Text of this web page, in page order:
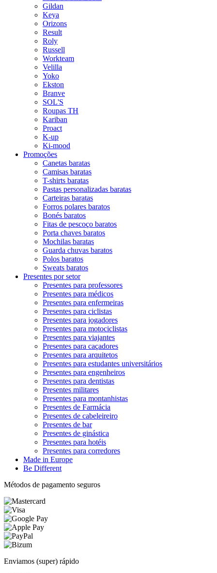
Gildan
Keya
Orizons
Result
Roly
Russell
Workteam
Velilla
Yoko
Ekston
Branve
SOL'S
Roupas TH
Kariban
Proact
K-up
Ki-mood
Promoções
Canetas baratas
Camisas baratas
T-shirts baratas
Pastas personalizadas baratas
Carteiras baratas
Forros polares baratos
Bonés baratos
Fitas de pescoço baratos
Porta chaves baratos
Mochilas baratas
Guarda chuvas baratos
Polos baratos
Sweats baratos
Presentes por setor
Presentes para professores
Presentes para médicos
Presentes para enfermeiras
Presentes para ciclistas
Presentes para jogadores
Presentes para motociclistas
Presentes para viajantes
Presentes para caçadores
Presentes para arquitetos
Presentes para estudantes universitários
Presentes para engenheiros
Presentes para dentistas
Presentes militares
Presentes para montanhistas
Presentes de Farmácia
Presentes de cabeleireiro
Presentes de bar
Presentes de ginástica
Presentes para hotéis
Presentes para corredores
Made in Europe
Be Different
Métodos de pagamento seguros
Enviamos (super) rápido